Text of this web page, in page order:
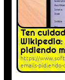
Ten
pidiendo
https://
emails-